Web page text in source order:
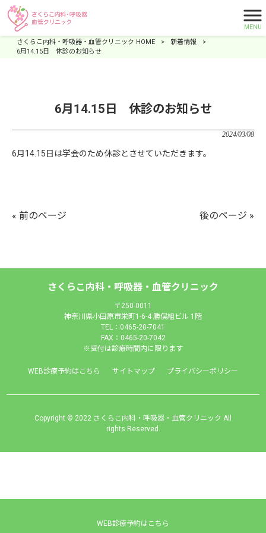
MENU
さくらこ内科・呼吸器・血管クリニック HOME > 新着情報
>
6月14.15日 休診のお知らせ
6月14.15日 休診のお知らせ
2024/03/08
6月14.15日は学会のため休診とさせていただきます。
« 前のページ 後のページ »
さくらこ内科・呼吸器・血管クリニック
〒250-0011
神奈川県小田原市栄町1-6-4 勝俣組ビル 1階
TEL：0465-20-7041
FAX：0465-20-7042
※受付は診療時間内に限ります
WEB診療予約はこちら サイトマップ プライバシーポリシー
Copyright © 2022 さくらこ内科・呼吸器・血管クリニック All
rights Reserved.
WEB診療予約はこちら